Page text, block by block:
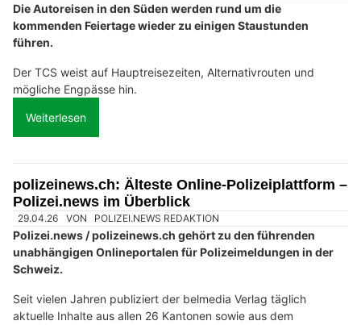
Die Autoreisen in den Süden werden rund um die
kommenden Feiertage wieder zu einigen Staustunden
führen.
Der TCS weist auf Hauptreisezeiten, Alternativrouten und
mögliche Engpässe hin.
Weiterlesen
polizeinews.ch: Älteste Online-Polizeiplattform –
Polizei.news im Überblick
29.04.26 VON POLIZEI.NEWS REDAKTION
Polizei.news / polizeinews.ch gehört zu den führenden
unabhängigen Onlineportalen für Polizeimeldungen in der
Schweiz.
Seit vielen Jahren publiziert der belmedia Verlag täglich
aktuelle Inhalte aus allen 26 Kantonen sowie aus dem